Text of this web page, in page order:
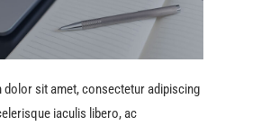
dolor sit amet, consectetur adipiscing
iaculis libero, ac